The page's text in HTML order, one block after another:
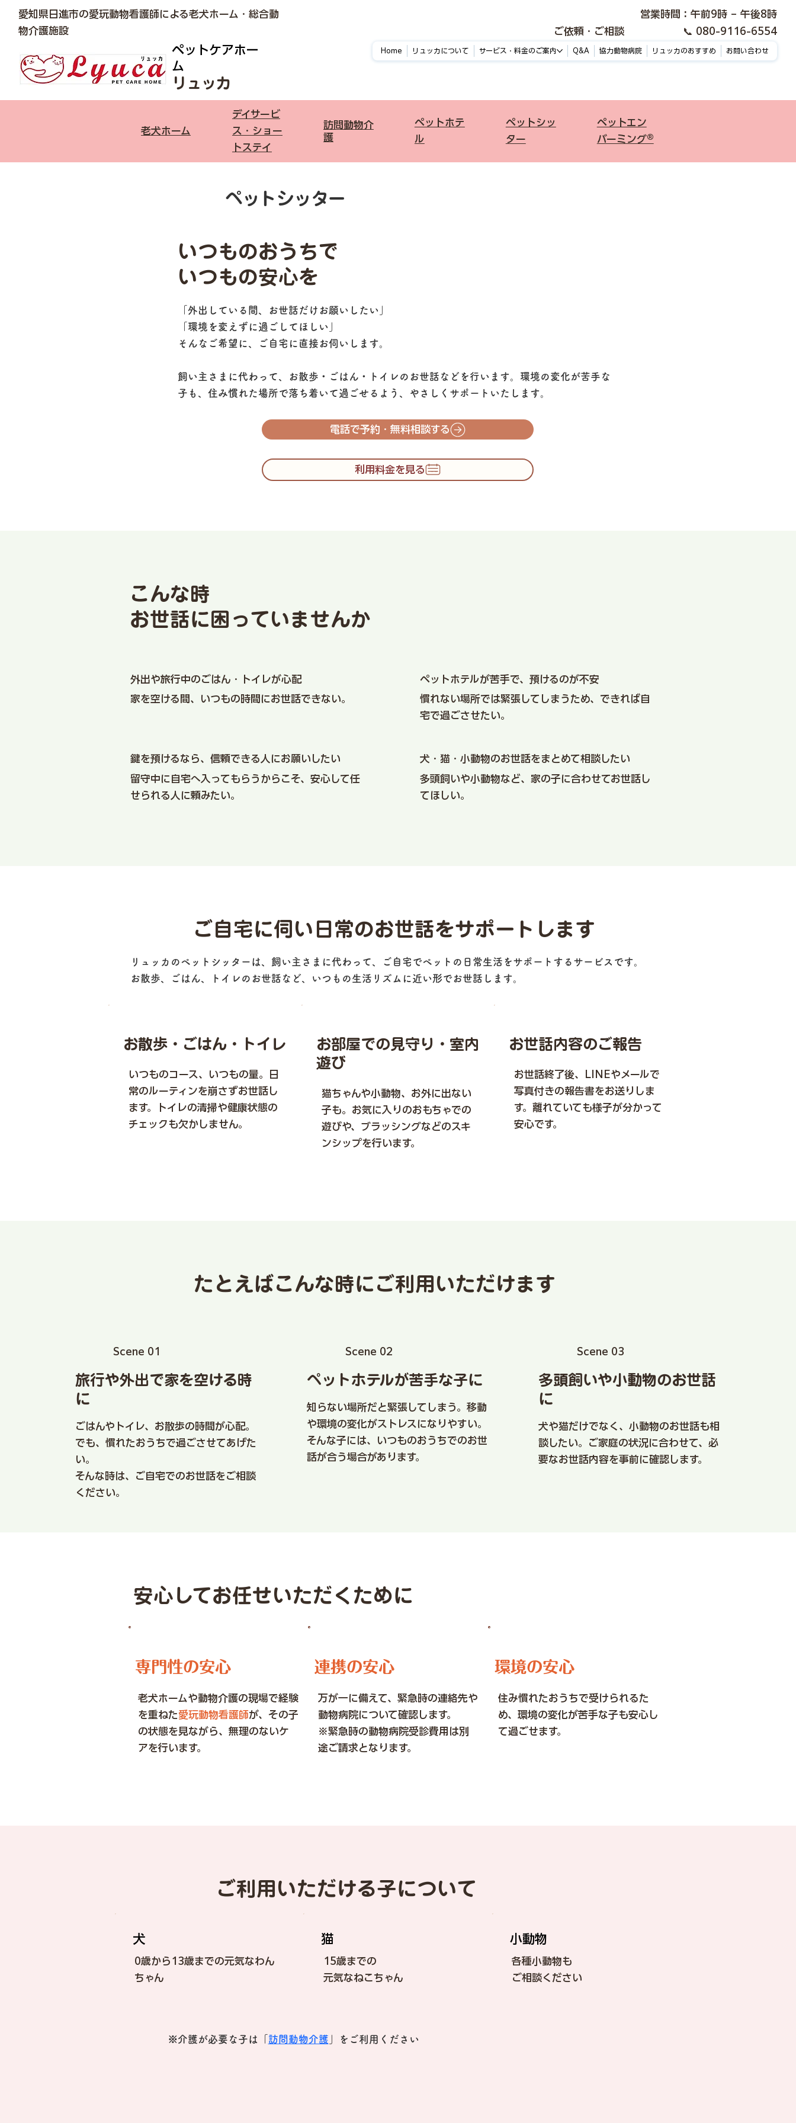
愛知県日進市の愛玩動物看護師による老犬ホーム・総合動
物介護施設
ペットケアホー
ム
リュッカ​
​営業時間：午前9時 – 午後8時
ご依頼・ご相談
📞 080-9116-6554​
Home リュッカについて サービス・料金のご案内 Q&A 協力動物病院 リュッカのおすすめ お問い合わせ
​ペットシッター
いつものおうちで
いつもの安心を
「外出している間、お世話だけお願いしたい」
「環境を変えずに過ごしてほしい」
そんなご希望に、ご自宅に直接お伺いします。
飼い主さまに代わって、お散歩・ごはん・トイレのお世話などを行います。環境の変化が苦手な
子も、住み慣れた場所で落ち着いて過ごせるよう、やさしくサポートいたします。
電話で予約・無料相談する
利用料金を見る
こんな時
お世話に困っていませんか
外出や旅行中のごはん・トイレが心配
家を空ける間、いつもの時間にお世話できない。
ペットホテルが苦手で、預けるのが不安
慣れない場所では緊張してしまうため、できれば自
宅で過ごさせたい。
鍵を預けるなら、信頼できる人にお願いしたい
留守中に自宅へ入ってもらうからこそ、安心して任
せられる人に頼みたい。
犬・猫・小動物のお世話をまとめて相談したい
多頭飼いや小動物など、家の子に合わせてお世話し
てほしい。
ご自宅に伺い日常のお世話をサポートします
リュッカのペットシッターは、飼い主さまに代わって、ご自宅でペットの日常生活をサポートするサービスです。
お散歩、ごはん、トイレのお世話など、いつもの生活リズムに近い形でお世話します。
お散歩・ごはん・トイレ
いつものコース、いつもの量。日
常のルーティンを崩さずお世話し
ます。トイレの清掃や健康状態の
チェックも欠かしません。
お部屋での見守り・室内
遊び
猫ちゃんや小動物、お外に出ない
子も。お気に入りのおもちゃでの
遊びや、ブラッシングなどのスキ
ンシップを行います。
お世話内容のご報告
お世話終了後、LINEやメールで
写真付きの報告書をお送りしま
す。離れていても様子が分かって
安心です。
たとえばこんな時にご利用いただけます
​Scene 01
旅行や外出で家を空ける時
に
ごはんやトイレ、お散歩の時間が心配。
でも、慣れたおうちで過ごさせてあげた
い。
そんな時は、ご自宅でのお世話をご相談
ください。
​Scene 02
ペットホテルが苦手な子に
知らない場所だと緊張してしまう。移動
や環境の変化がストレスになりやすい。
そんな子には、いつものおうちでのお世
話が合う場合があります。
​​Scene 03
多頭飼いや小動物のお世話
に
犬や猫だけでなく、小動物のお世話も相
談したい。ご家庭の状況に合わせて、必
要なお世話内容を事前に確認します。
安心してお任せいただくために
専門性の安心
老犬ホームや動物介護の現場で経験
を重ねた愛玩動物看護師が、その子
の状態を見ながら、無理のないケ
アを行います。
連携の安心
万が一に備えて、緊急時の連絡先や
動物病院について確認します。
※緊急時の動物病院受診費用は別
途ご請求となります。
環境の安心
住み慣れたおうちで受けられるた
め、環境の変化が苦手な子も安心し
て過ごせます。
ご利用いただける子について
犬
0歳から13歳までの元気なわん
ちゃん
​猫
15歳までの
元気なねこちゃん
小動物
各種小動物も
ご相談ください
※介護が必要な子は「 訪問動物介護 」をご利用ください
老犬ホーム
デイサービ
ス・ショー
トステイ
​訪問動物介
護
ペットホテ
ル
​ペットシッ
ター
ペットエン
バーミング®